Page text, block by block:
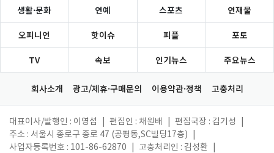
생활·문화 연예 스포츠 연재물
오피니언 핫이슈 피플 포토
TV 속보 인기뉴스 주요뉴스
회사소개 광고/제휴·구매문의 이용약관·정책 고충처리
대표이사/발행인 : 이영섭 편집인 : 채원배 편집국장 : 김기성
주소 : 서울시 종로구 종로 47 (공평동,SC빌딩17층)
사업자등록번호 : 101-86-62870
고충처리인 : 김성환